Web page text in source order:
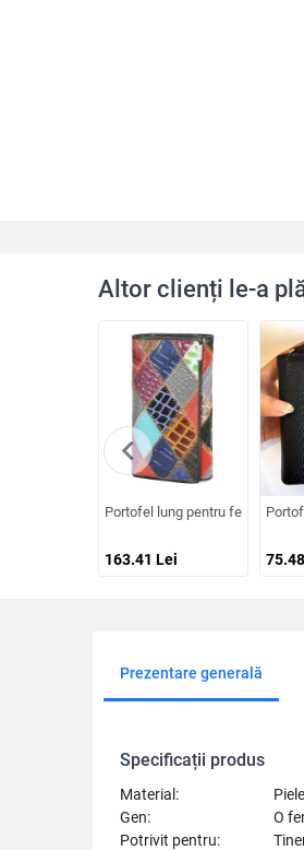
Altor clienți le-a
Portofel lung pentru femei, din
163.41 Lei 75.48
chevron_left
Prezentare generală
Specificații produs
Material:
Gen:
O
Potrivit pentru: